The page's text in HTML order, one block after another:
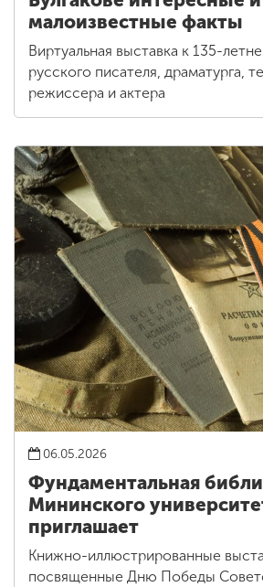
малоизвестные факты
Виртуальная выставка к 135-
русского писателя, драматурга,
режиссера и актера
06.05.2026
Фундаментальная
Мининского
приглашает
Книжно-иллюстрированные
посвященные Дню Победы